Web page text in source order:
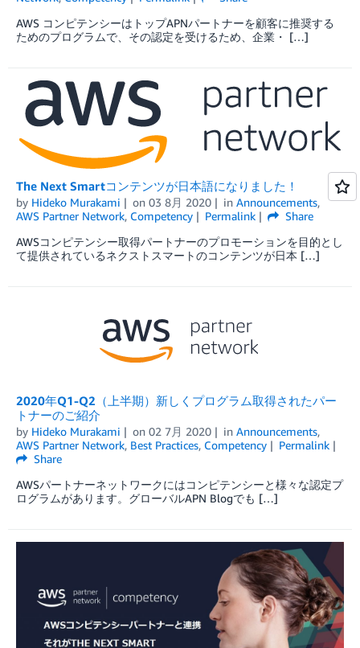
AWS コンピテンシーはトップAPNパートナーを顧客に推奨する
ためのプログラムで、その認定を受けるため、企業・ […]
The Next Smartコンテンツが日本語になりました！
by Hideko Murakami on 03 8月 2020 in Announcements,
AWS Partner Network, Competency Permalink
Share
AWSコンピテンシー取得パートナーのプロモーションを目的とし
て提供されているネクストスマートのコンテンツが日本 […]
2020年Q1-Q2（上半期）新しくプログラム取得されたパー
トナーのご紹介
by Hideko Murakami on 02 7月 2020 in Announcements,
AWS Partner Network, Best Practices, Competency
Permalink
Share
AWSパートナーネットワークにはコンピテンシーと様々な認定プ
ログラムがあります。グローバルAPN Blogでも […]